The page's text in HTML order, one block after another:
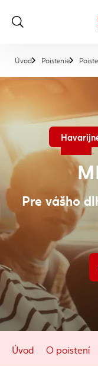
Úvod Poistenie
Pre vášho
Úvod O poistení